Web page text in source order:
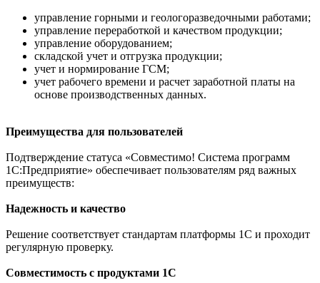
управление горными и геологоразведочными работами;
управление переработкой и качеством продукции;
управление оборудованием;
складской учет и отгрузка продукции;
учет и нормирование ГСМ;
учет рабочего времени и расчет заработной платы на
основе производственных данных.
Преимущества для пользователей
Подтверждение статуса «Совместимо! Система программ
1С:Предприятие» обеспечивает пользователям ряд важных
преимуществ:
Надежность и качество
Решение соответствует стандартам платформы 1С и проходит
регулярную проверку.
Совместимость с продуктами 1С